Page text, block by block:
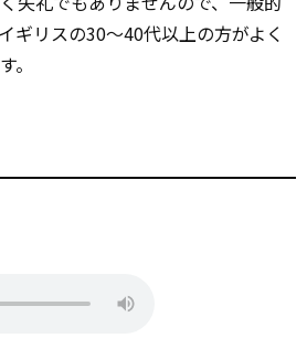
ギリスの30～40代以上の方がよく
。